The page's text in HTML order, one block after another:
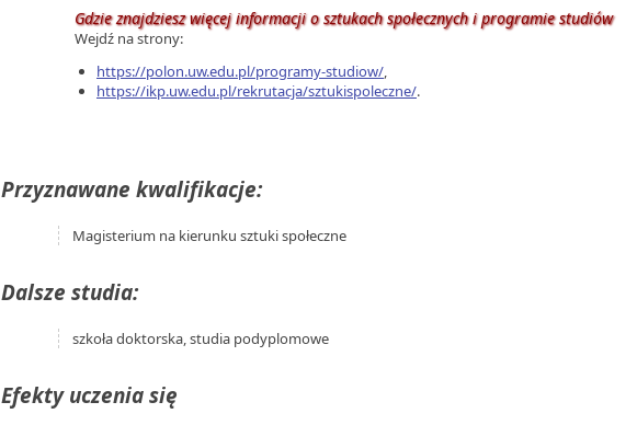
Gdzie znajdziesz więcej informacji o sztukach społecznych i programie studiów
Wejdź na strony:
https://polon.uw.edu.pl/programy-studiow/,
https://ikp.uw.edu.pl/rekrutacja/sztukispoleczne/.
Przyznawane kwalifikacje:
Magisterium na kierunku sztuki społeczne
Dalsze studia:
szkoła doktorska, studia podyplomowe
Efekty uczenia się